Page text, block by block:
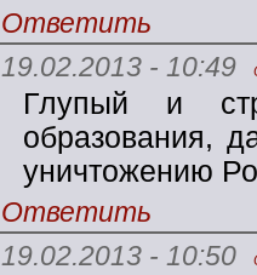
Ответить
19.02.2013 - 10:49
Глупый и
образования,
уничтожению
Ответить
19.02.2013 - 10:50